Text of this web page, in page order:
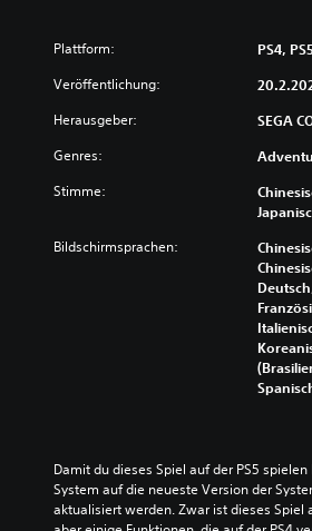
Plattform: PS4,
Veröffentlichung:
Herausgeber: SEGA
Genres:
Stimme:
Bildschirmsprachen:
Damit du dieses Spiel auf der PS5
System auf die neueste Version der
aktualisiert werden. Zwar ist dieses Spiel